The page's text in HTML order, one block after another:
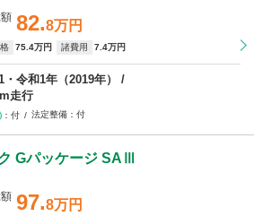
82.8万円
75 .4万円 諸費用 7 .4万円
・令和1年（2019年）
走行
付 法定整備 付
Gパッケージ SAⅢ
97.8万円